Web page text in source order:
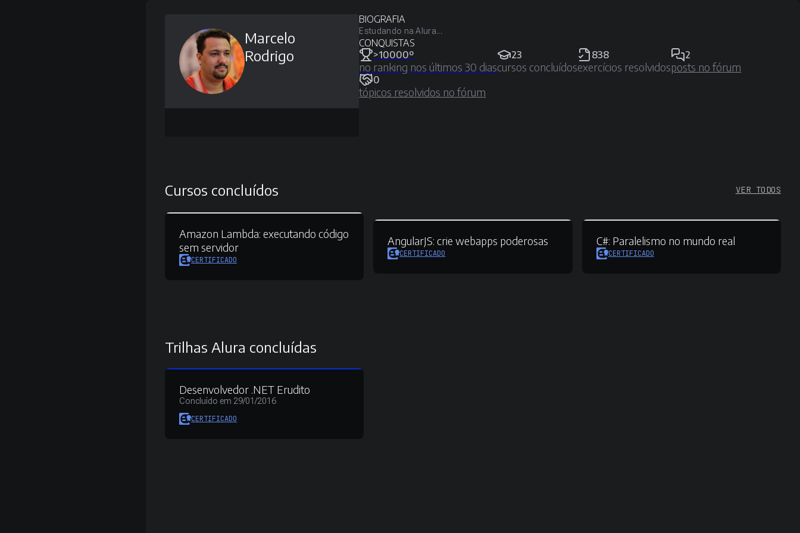
Marcelo
Rodrigo
BIOGRAFIA
Estudando na Alura...
CONQUISTAS
>10000º
no ranking nos últimos 30 dias
23
cursos concluídos
838
exercícios resolvidos
2
posts no fórum
0
tópicos resolvidos no fórum
Cursos concluídos VER TODOS
Amazon Lambda: executando código
sem servidor
CERTIFICADO
AngularJS: crie webapps poderosas
CERTIFICADO
C#: Paralelismo no mundo real
CERTIFICADO
Trilhas Alura concluídas
Desenvolvedor .NET Erudito
Concluído em 29/01/2016
CERTIFICADO